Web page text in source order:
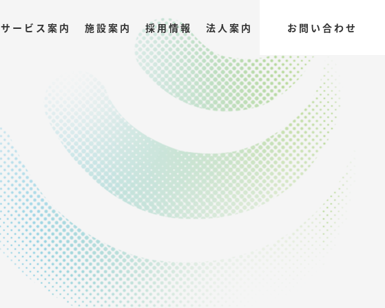
サービス案内 施設案内 採用情報 法人案内 お問い合わせ